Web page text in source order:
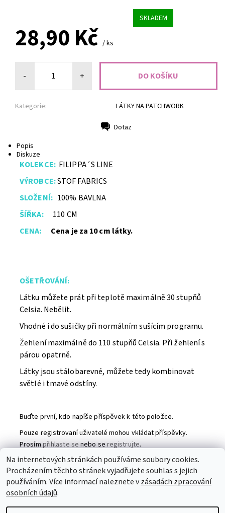
SKLADEM
28,90 Kč / ks
- +
Kategorie: LÁTKY NA PATCHWORK
Dotaz
Popis
Diskuze
KOLEKCE: FILIPPA´S LINE
VÝROBCE:STOF FABRICS
SLOŽENÍ:100% BAVLNA
ŠÍŘKA:110 CM
CENA: Cena je za 10 cm látky.
OŠETŘOVÁNÍ:
Látku můžete prát při teplotě maximálně 30 stupňů
Celsia. Nebělit.
Vhodné i do sušičky při normálním sušícím programu.
Žehlení maximálně do 110 stupňů Celsia. Při žehlení s
párou opatrně.
Látky jsou stálobarevné, můžete tedy kombinovat
světlé i tmavé odstíny.
Buďte první, kdo napíše příspěvek k této položce.
Pouze registrovaní uživatelé mohou vkládat příspěvky.
Prosímpřihlaste senebo seregistrujte.
Partneři Toaletní papír Ubrousky Práce na doma
Swarovski šperky | Prostěradla
Na internetových stránkách používáme soubory cookies.
Procházením těchto stránek vyjadřujete souhlas s jejich
používáním. Více informací naleznete vzásadách zpracování
osobních údajů.